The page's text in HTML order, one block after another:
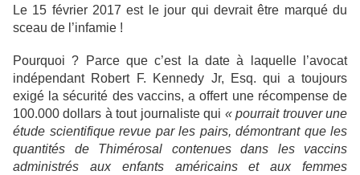
Le 15 février 2017 est le jour qui devrait être marqué du
sceau de l’infamie !
Pourquoi ? Parce que c’est la date à laquelle l’avocat
indépendant Robert F. Kennedy Jr, Esq. qui a toujours
exigé la sécurité des vaccins, a offert une récompense de
100.000 dollars à tout journaliste qui « pourrait trouver une
étude scientifique revue par les pairs, démontrant que les
quantités de Thimérosal contenues dans les vaccins
administrés aux enfants américains et aux femmes